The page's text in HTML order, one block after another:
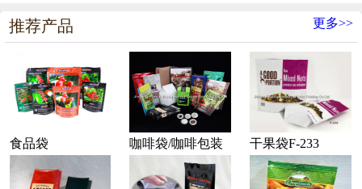
推荐产品 更多>>
食品袋 咖啡袋/咖啡包装 干果袋F-233